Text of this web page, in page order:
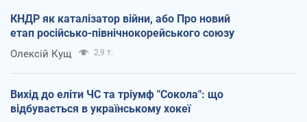
КНДР як каталізатор війни, або Про новий
етап російсько-північнокорейського союзу
Олексій Кущ 2,9 т.
Вихід до еліти ЧС та тріумф "Сокола": що
відбувається в українському хокеї